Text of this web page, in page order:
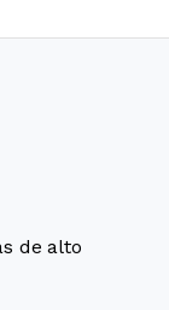
de alto